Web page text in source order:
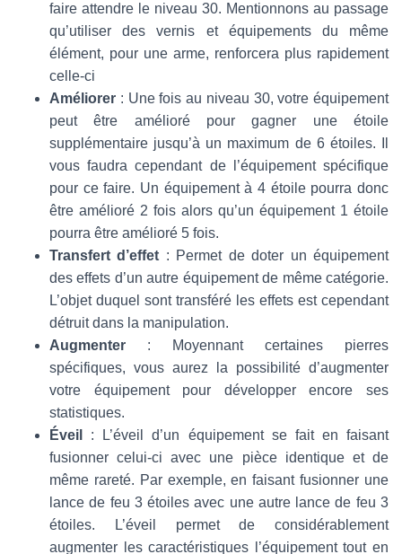
faire attendre le niveau 30. Mentionnons au passage
qu’utiliser des vernis et équipements du même
élément, pour une arme, renforcera plus rapidement
celle-ci
Améliorer : Une fois au niveau 30, votre équipement
peut être amélioré pour gagner une étoile
supplémentaire jusqu’à un maximum de 6 étoiles. Il
vous faudra cependant de l’équipement spécifique
pour ce faire. Un équipement à 4 étoile pourra donc
être amélioré 2 fois alors qu’un équipement 1 étoile
pourra être amélioré 5 fois.
Transfert d’effet : Permet de doter un équipement
des effets d’un autre équipement de même catégorie.
L’objet duquel sont transféré les effets est cependant
détruit dans la manipulation.
Augmenter : Moyennant certaines pierres
spécifiques, vous aurez la possibilité d’augmenter
votre équipement pour développer encore ses
statistiques.
Éveil : L’éveil d’un équipement se fait en faisant
fusionner celui-ci avec une pièce identique et de
même rareté. Par exemple, en faisant fusionner une
lance de feu 3 étoiles avec une autre lance de feu 3
étoiles. L’éveil permet de considérablement
augmenter les caractéristiques l’équipement tout en